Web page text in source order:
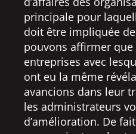
principale pour
doit être impliquée
pouvons affirmer que
entreprises avec
ont eu la même
avancions dans leur
les administrateurs
d’amélioration. De